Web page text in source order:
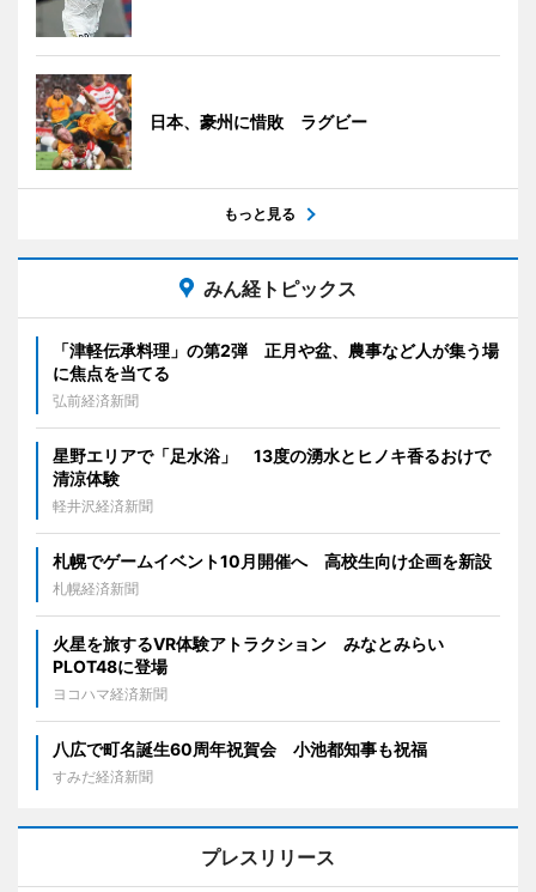
日本、豪州に惜敗 ラグビー
もっと見る
みん経トピックス
「津軽伝承料理」の第2弾 正月や盆、農事など人が集う場
に焦点を当てる
弘前経済新聞
星野エリアで「足水浴」 13度の湧水とヒノキ香るおけで
清涼体験
軽井沢経済新聞
札幌でゲームイベント10月開催へ 高校生向け企画を新設
札幌経済新聞
火星を旅するVR体験アトラクション みなとみらい
PLOT48に登場
ヨコハマ経済新聞
八広で町名誕生60周年祝賀会 小池都知事も祝福
すみだ経済新聞
プレスリリース